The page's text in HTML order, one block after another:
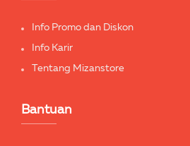
Info Promo dan Diskon
Info Karir
Tentang Mizanstore
Bantuan